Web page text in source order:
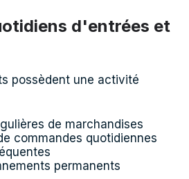
d'entrées et
possèdent une activité
de marchandises
commandes quotidiennes
permanents